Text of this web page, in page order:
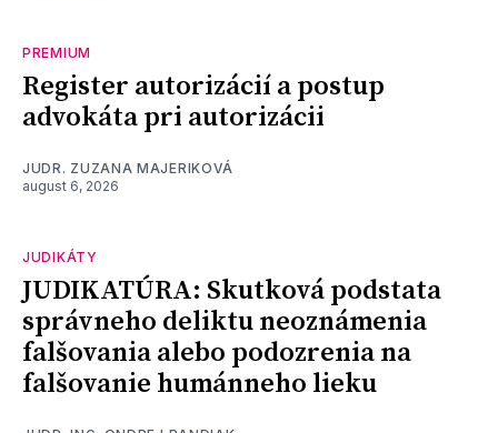
PREMIUM
Register autorizácií a postup
advokáta pri autorizácii
JUDR. ZUZANA MAJERIKOVÁ
august 6, 2026
JUDIKÁTY
JUDIKATÚRA: Skutková podstata
správneho deliktu neoznámenia
falšovania alebo podozrenia na
falšovanie humánneho lieku